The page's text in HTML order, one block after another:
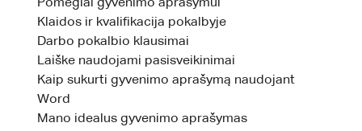
Pomėgiai gyvenimo aprašymui
Klaidos ir kvalifikacija pokalbyje
Darbo pokalbio klausimai
Laiške naudojami pasisveikinimai
Kaip sukurti gyvenimo aprašymą naudojant
Word
Mano idealus gyvenimo aprašymas